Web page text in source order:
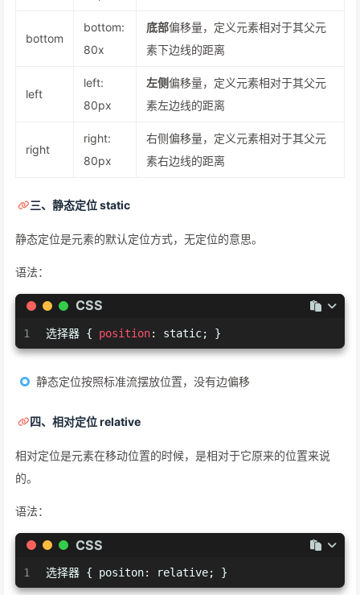
bottom
bottom:
80x
底部偏移量，定义元素相对于其父元
素下边线的距离
left
left:
80px
左侧偏移量，定义元素相对于其父元
素左边线的距离
right
right:
80px
右侧偏移量，定义元素相对于其父元
素右边线的距离
三、静态定位 static
静态定位是元素的默认定位方式，无定位的意思。
语法：
CSS
1 选择器 { position: static; }
静态定位按照标准流摆放位置，没有边偏移
四、相对定位 relative
相对定位是元素在移动位置的时候，是相对于它原来的位置来说
的。
语法：
CSS
1 选择器 { positon: relative; }